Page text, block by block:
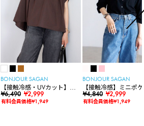
BONJOUR SAGAN
【接触冷感・UVカット】シ
ャーリングスキッパートップ
ス
¥6,490 ¥2,999
有料会員価格¥1,949
BONJOUR SAGAN
【接触冷感】ミニポ
袖ニットカーディガン
¥4,840 ¥2,999
有料会員価格¥1,949